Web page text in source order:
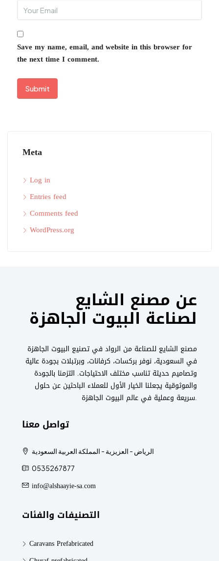
Save my name, email, and website in this browser for
the next time I comment.
Meta
Log in
Entries feed
Comments feed
WordPress.org
عن مصنع الشايع
لصناعة البيوت الجاهزة
مصنع الشايع للصناعة من الرواد في تصنيع البيوت الجاهزة
في السعودية، نوفر بركسات، كرفانات، وبرتبلات بجودة عالية
وتصاميم حديثة تناسب مختلف الاحتياجات. التزمنا بالجودة
والموثوقية يجعلنا الخيار الأول للعملاء الباحثين عن حلول
سريعة وعملية في عالم البيوت الجاهزة.
تواصل معنا
الرياض - العزيزية - المملكة العربية السعودية
0535267877
info@alshaayie-sa.com
التصنيفات والفئات
Caravans Prefabricated